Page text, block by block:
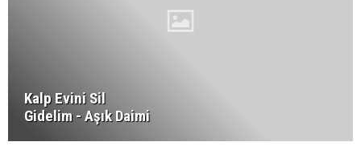
Kalp Evini Sil
Gidelim - Aşık Daimi